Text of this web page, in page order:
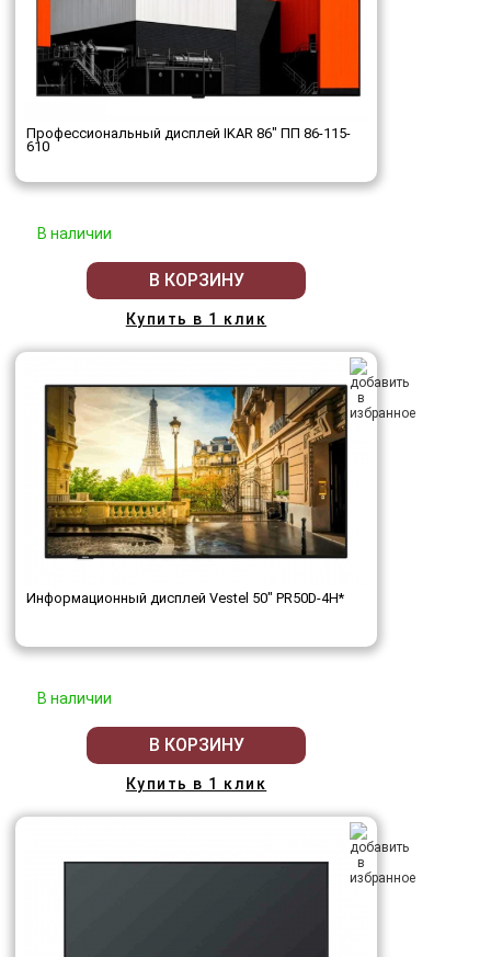
Профессиональный дисплей IKAR 86" ПП 86-115-
610
В наличии
В КОРЗИНУ
Купить в 1 клик
Информационный дисплей Vestel 50" PR50D-4H*
В наличии
В КОРЗИНУ
Купить в 1 клик